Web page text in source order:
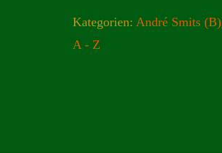
Kategorien:André Smits (B)
A - Z